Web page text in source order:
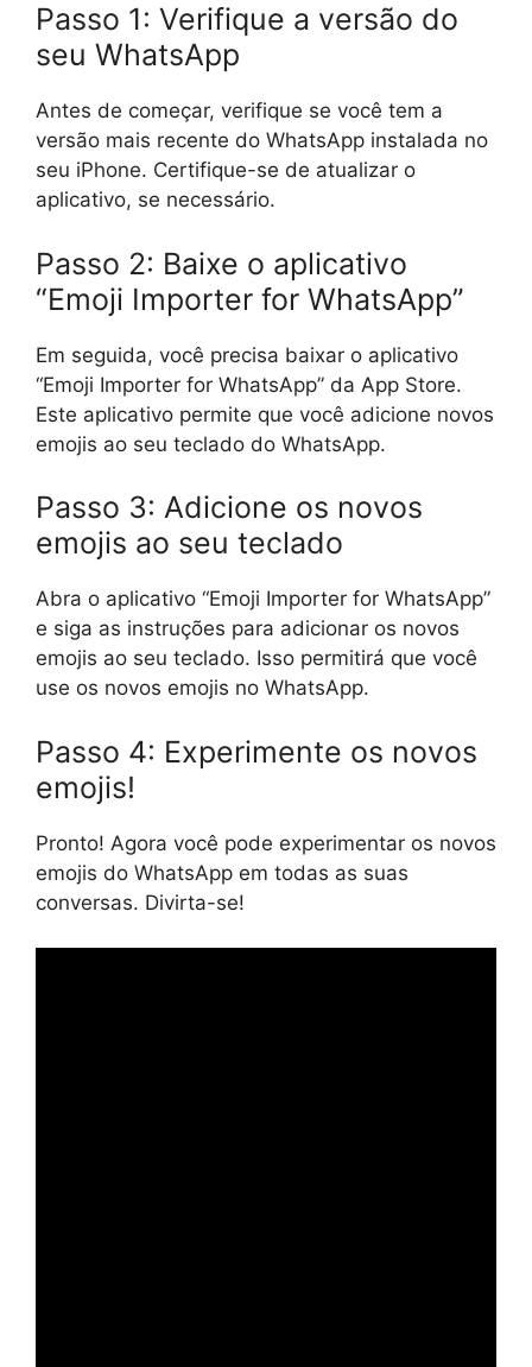
Passo 1: Verifique a versão do
seu WhatsApp
Antes de começar, verifique se você tem a
versão mais recente do WhatsApp instalada no
seu iPhone. Certifique-se de atualizar o
aplicativo, se necessário.
Passo 2: Baixe o aplicativo
“Emoji Importer for WhatsApp”
Em seguida, você precisa baixar o aplicativo
“Emoji Importer for WhatsApp” da App Store.
Este aplicativo permite que você adicione novos
emojis ao seu teclado do WhatsApp.
Passo 3: Adicione os novos
emojis ao seu teclado
Abra o aplicativo “Emoji Importer for WhatsApp”
e siga as instruções para adicionar os novos
emojis ao seu teclado. Isso permitirá que você
use os novos emojis no WhatsApp.
Passo 4: Experimente os novos
emojis!
Pronto! Agora você pode experimentar os novos
emojis do WhatsApp em todas as suas
conversas. Divirta-se!